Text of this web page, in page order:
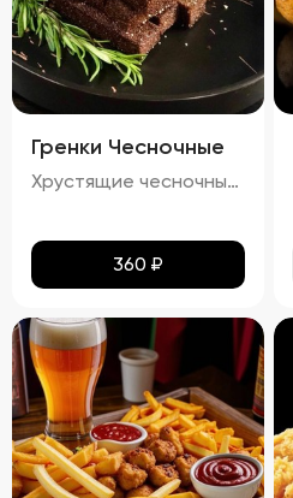
Гренки Чесночные
Хрустящие чесночные гренки – это идеальное сочетание золотистой корочки и нежного аромата чеснока. Каждый кусочек пропитан легким масляным налетом, который подчеркивает насыщенный вкус обжаренного хлеба. Сливочный соус добавляет блюду особую мягкость и кремовую текстуру, а пряности создают изысканное послевкусие. Эти гренки станут отличным дополнением к любому блюду!
360 ₽